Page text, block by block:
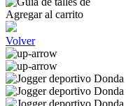
Agregar al carrito
Volver